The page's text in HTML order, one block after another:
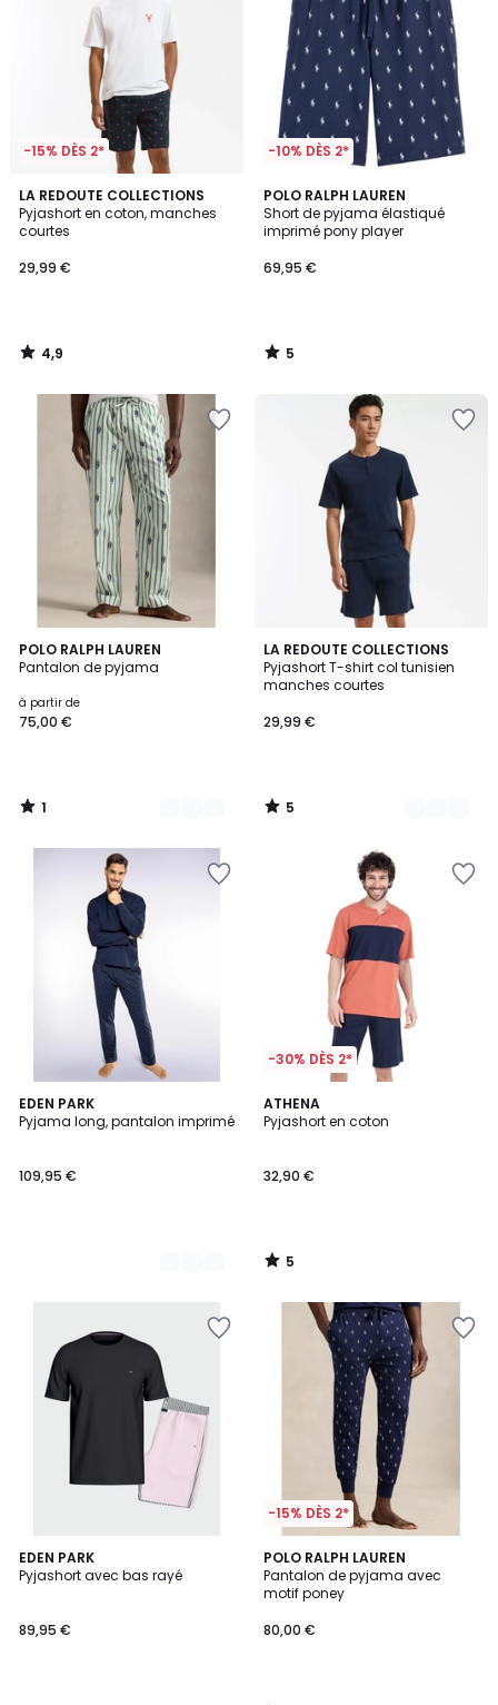
-15% DÈS 2*
LA REDOUTE COLLECTIONS
Pyjashort en coton, manches
courtes
29,99 €
4,9
/ 5
4,9
/
-10% DÈS 2*
POLO RALPH LAUREN
Short de pyjama élastiqué
imprimé pony player
69,95 €
5
/
5
5
/
POLO RALPH LAUREN
Pantalon de pyjama
à partir de
75,00 €
1
/
5
Couleurs
1
/
LA REDOUTE COLLECTIONS
Pyjashort T-shirt col tunisien
manches courtes
29,99 €
5
/
5
2
Couleurs
5
/
EDEN PARK
Pyjama long, pantalon imprimé
109,95 €
2
Couleurs
-30% DÈS 2*
ATHENA
Pyjashort en coton
32,90 €
5
/
5
/
EDEN PARK
Pyjashort avec bas rayé
89,95 €
-15% DÈS 2*
POLO RALPH LAUREN
Pantalon de pyjama avec
motif poney
80,00 €
5
/
5